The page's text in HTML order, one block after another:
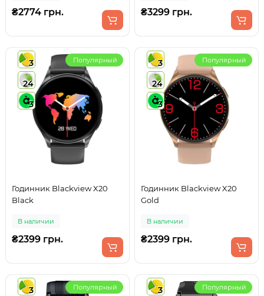
₴2774 грн. ₴3299 грн.
3
24
3
Популярный
Годинник Blackview X20
Black
В наличии
₴2399 грн.
3
24
3
Популярный
Годинник Blackview X20
Gold
В наличии
₴2399 грн.
3
Популярный
3
Популярный